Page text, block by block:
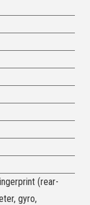
(rear-
gyro,